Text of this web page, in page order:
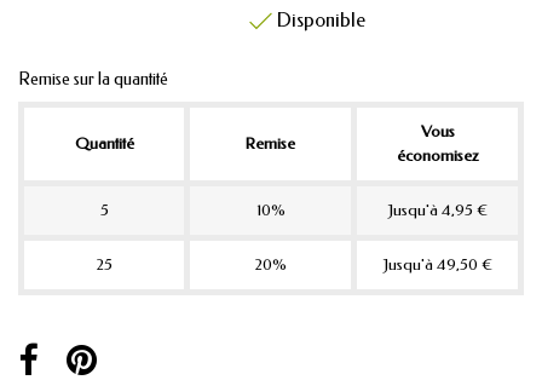
 Disponible
Remise sur la quantité
Quantité Remise
Vous
économisez
5 10% Jusqu'à 4,95 €
25 20% Jusqu'à 49,50 €